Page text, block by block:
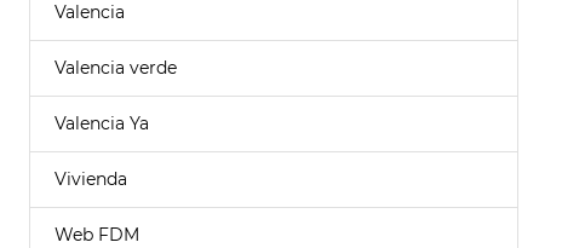
Valencia
Valencia verde
Valencia Ya
Vivienda
Web FDM